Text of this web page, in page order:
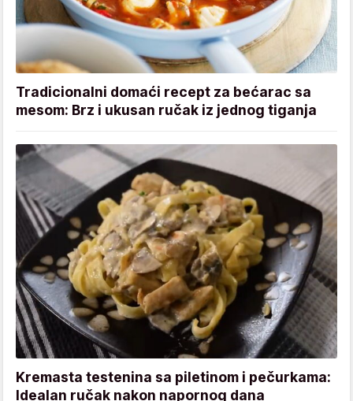
Tradicionalni domaći recept za bećarac sa
mesom: Brz i ukusan ručak iz jednog tiganja
Kremasta testenina sa piletinom i pečurkama:
Idealan ručak nakon napornog dana